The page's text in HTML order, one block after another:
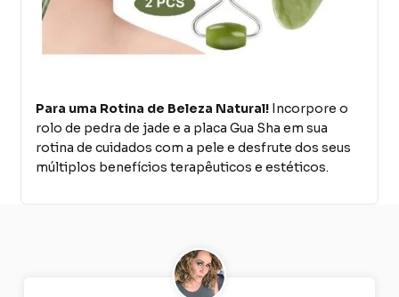
Para uma Rotina de Beleza Natural! Incorpore o
rolo de pedra de jade e a placa Gua Sha em sua
rotina de cuidados com a pele e desfrute dos seus
múltiplos benefícios terapêuticos e estéticos.